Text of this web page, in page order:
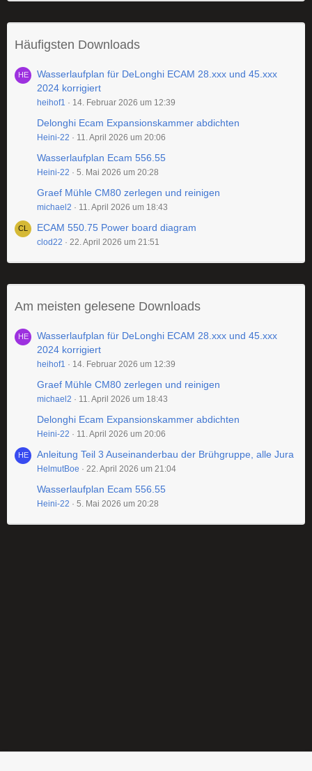
Häufigsten Downloads
Wasserlaufplan für DeLonghi ECAM 28.xxx und 45.xxx
2024 korrigiert
heihof1 14. Februar 2026 um 12:39
Delonghi Ecam Expansionskammer abdichten
Heini-22 11. April 2026 um 20:06
Wasserlaufplan Ecam 556.55
Heini-22 5. Mai 2026 um 20:28
Graef Mühle CM80 zerlegen und reinigen
michael2 11. April 2026 um 18:43
ECAM 550.75 Power board diagram
clod22 22. April 2026 um 21:51
Am meisten gelesene Downloads
Wasserlaufplan für DeLonghi ECAM 28.xxx und 45.xxx
2024 korrigiert
heihof1 14. Februar 2026 um 12:39
Graef Mühle CM80 zerlegen und reinigen
michael2 11. April 2026 um 18:43
Delonghi Ecam Expansionskammer abdichten
Heini-22 11. April 2026 um 20:06
Anleitung Teil 3 Auseinanderbau der Brühgruppe, alle Jura
HelmutBoe 22. April 2026 um 21:04
Wasserlaufplan Ecam 556.55
Heini-22 5. Mai 2026 um 20:28